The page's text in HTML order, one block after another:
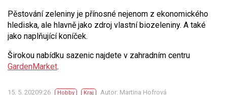
Pěstování zeleniny je přínosné nejenom z ekonomického
hlediska, ale hlavně jako zdroj vlastní biozeleniny. A také
jako naplňující koníček.
Širokou nabídku sazenic najdete v zahradním centru
GardenMarket.
15. 5. 20209:26 Hobby Kraj Autor: Martina Hofrová